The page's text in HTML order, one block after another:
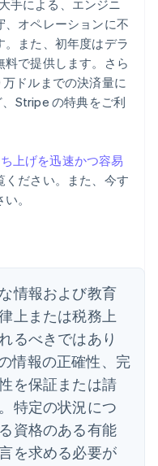
手による、エンジニ
、オペレーションに不
また、初年度はデラ
で提供します。さら
ドルまでの決済量に
Stripe の特典をご利
上げを迅速かつ容易
ください。また、今す
。
情報および教育
上または税務上
るべきではあり
情報の正確性、完
を保証または請
特定の状況につ
資格のある有能
を求める必要が